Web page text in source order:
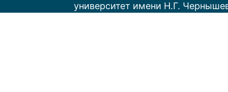
университет имени Н.Г.